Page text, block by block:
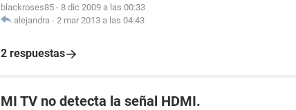
blackroses85 - 8 dic 2009 a las 00:33
alejandra - 2 mar 2013 a las 04:43
2 respuestas
MI TV no detecta la señal HDMI.